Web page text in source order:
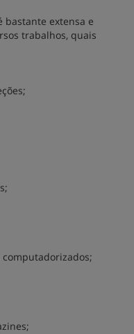
bastante extensa e
trabalhos, quais